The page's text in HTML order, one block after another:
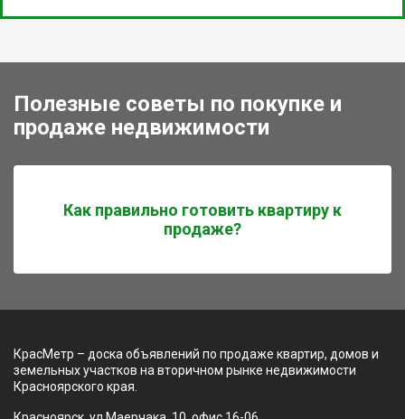
Полезные советы по покупке и
продаже недвижимости
Как правильно готовить квартиру к
продаже?
КрасМетр – доска объявлений по продаже квартир, домов и
земельных участков на вторичном рынке недвижимости
Красноярского края.